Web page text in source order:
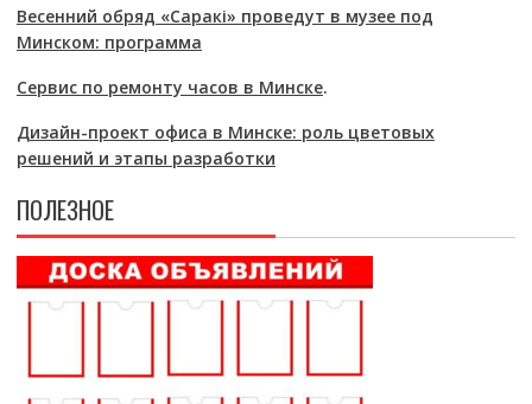
Весенний обряд «Саракі» проведут в музее под
Минском: программа
Сервис по ремонту часов в Минске.
Дизайн-проект офиса в Минске: роль цветовых
решений и этапы разработки
ПОЛЕЗНОЕ